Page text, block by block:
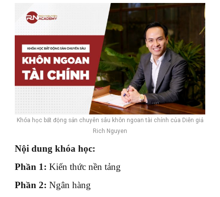
Khóa học bất động sản chuyên sâu khôn ngoan tài chính của Diễn giả
Rich Nguyen
Nội dung khóa học:
Phần 1: Kiến thức nền tảng
Phần 2: Ngân hàng